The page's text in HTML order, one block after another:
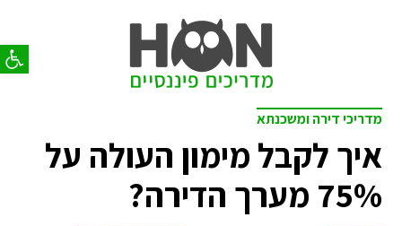
פתח
מדריכי דירה ומשכנתא
איך לקבל מימון העולה על
75% מערך הדירה?